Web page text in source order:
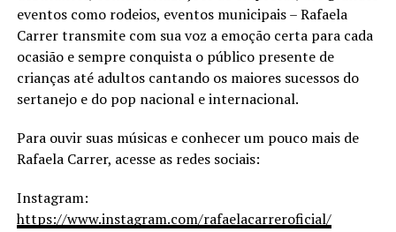
eventos como rodeios, eventos municipais – Rafaela
Carrer transmite com sua voz a emoção certa para cada
ocasião e sempre conquista o público presente de
crianças até adultos cantando os maiores sucessos do
sertanejo e do pop nacional e internacional.
Para ouvir suas músicas e conhecer um pouco mais de
Rafaela Carrer, acesse as redes sociais:
Instagram:
https://www.instagram.com/rafaelacarreroficial/